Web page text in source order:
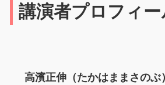
講演者プロフィ
高濱正伸（たかはままさのぶ